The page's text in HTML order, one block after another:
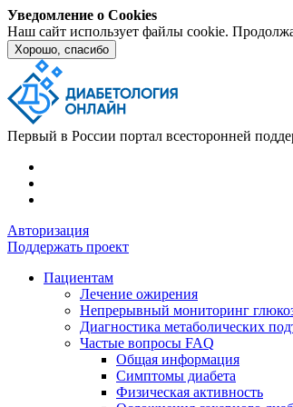
Уведомление о Cookies
Наш сайт использует файлы cookie.
Хорошо, спасибо
Первый в России портал всесторонней
Авторизация
Поддержать проект
Пациентам
Лечение ожирения
Непрерывный мониторинг
Диагностика метаболических
Частые вопросы FAQ
Общая информация
Симптомы диабета
Физическая активность